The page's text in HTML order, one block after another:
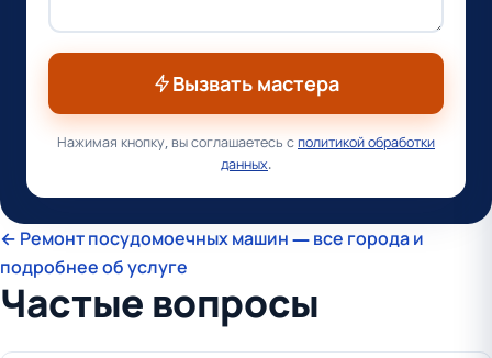
Вызвать мастера
Нажимая кнопку, вы соглашаетесь сполитикой обработки
данных.
← Ремонт посудомоечных машин — все города и
подробнее об услуге
Частые вопросы